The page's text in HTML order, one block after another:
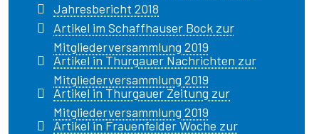
Jahresbericht 2018
Artikel im Schaffhauser Bock zur
Mitgliederversammlung 2019
Artikel in Thurgauer Nachrichten zur
Mitgliederversammlung 2019
Artikel in Thurgauer Zeitung zur
Mitgliederversammlung 2019
Artikel in Frauenfelder Woche zur